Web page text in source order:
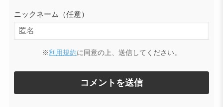
ニックネーム（任意）
※利用規約に同意の上、送信してください。